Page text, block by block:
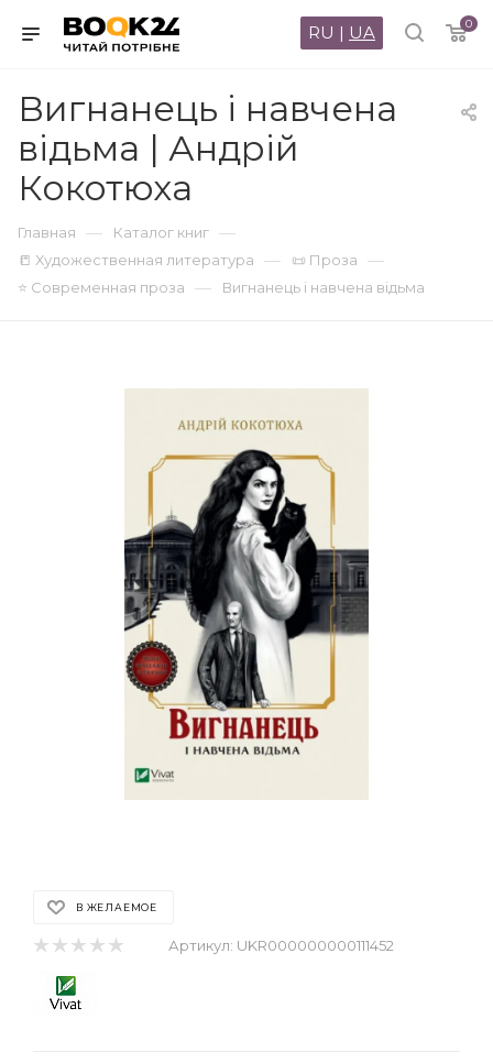
0
RU | UA
Вигнанець і навчена
відьма | Андрій
Кокотюха
Главная — Каталог книг —
📒 Художественная литература — 📜 Проза —
⭐ Современная проза — Вигнанець і навчена відьма
В ЖЕЛАЕМОЕ
Артикул: UKR000000000111452